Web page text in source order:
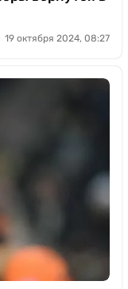
19 октября 2024, 08:27